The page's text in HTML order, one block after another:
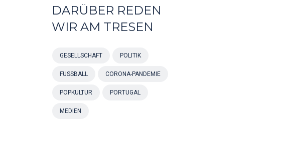
DARÜBER REDEN
WIR AM TRESEN
GESELLSCHAFT POLITIK
FUSSBALL CORONA-PANDEMIE
POPKULTUR PORTUGAL
MEDIEN